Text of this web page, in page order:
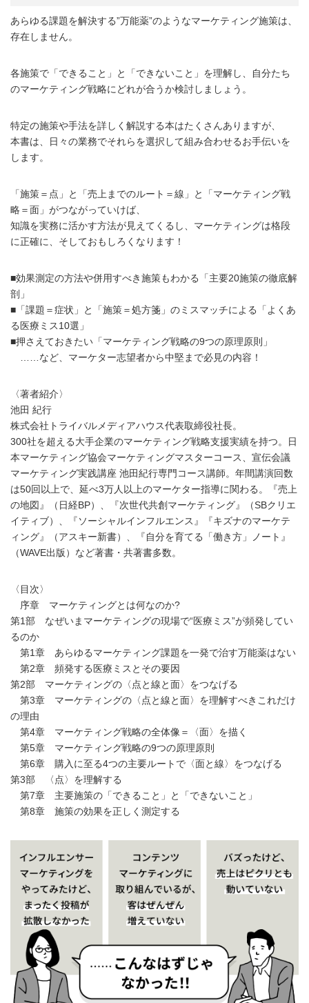
あらゆる課題を解決する”万能薬”のようなマーケティング施策は、
存在しません。
各施策で「できること」と「できないこと」を理解し、自分たち
のマーケティング戦略にどれが合うか検討しましょう。
特定の施策や手法を詳しく解説する本はたくさんありますが、
本書は、日々の業務でそれらを選択して組み合わせるお手伝いを
します。
「施策＝点」と「売上までのルート＝線」と「マーケティング戦
略＝面」がつながっていけば、
知識を実務に活かす方法が見えてくるし、マーケティングは格段
に正確に、そしておもしろくなります！
■効果測定の方法や併用すべき施策もわかる「主要20施策の徹底解
剖」
■「課題＝症状」と「施策＝処方箋」のミスマッチによる「よくあ
る医療ミス10選」
■押さえておきたい「マーケティング戦略の9つの原理原則」
……など、マーケター志望者から中堅まで必見の内容！
〈著者紹介〉
池田 紀行
株式会社トライバルメディアハウス代表取締役社長。
300社を超える大手企業のマーケティング戦略支援実績を持つ。日
本マーケティング協会マーケティングマスターコース、宣伝会議
マーケティング実践講座 池田紀行専門コース講師。年間講演回数
は50回以上で、延べ3万人以上のマーケター指導に関わる。『売上
の地図』（日経BP）、『次世代共創マーケティング』（SBクリエ
イティブ）、『ソーシャルインフルエンス』『キズナのマーケテ
ィング』（アスキー新書）、『自分を育てる「働き方」ノート』
（WAVE出版）など著書・共著書多数。
〈目次〉
序章 マーケティングとは何なのか?
第1部 なぜいまマーケティングの現場で“医療ミス”が頻発してい
るのか
第1章 あらゆるマーケティング課題を一発で治す万能薬はない
第2章 頻発する医療ミスとその要因
第2部 マーケティングの〈点と線と面〉をつなげる
第3章 マーケティングの〈点と線と面〉を理解すべきこれだけ
の理由
第4章 マーケティング戦略の全体像＝〈面〉を描く
第5章 マーケティング戦略の9つの原理原則
第6章 購入に至る4つの主要ルートで〈面と線〉をつなげる
第3部 〈点〉を理解する
第7章 主要施策の「できること」と「できないこと」
第8章 施策の効果を正しく測定する